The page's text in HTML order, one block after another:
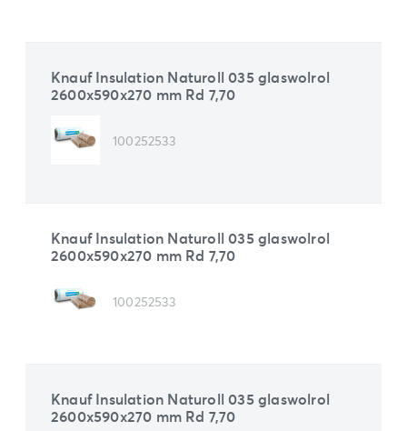
Knauf Insulation Naturoll 035 glaswolrol
2600x590x270 mm Rd 7,70
100252533
Knauf Insulation Naturoll 035 glaswolrol
2600x590x270 mm Rd 7,70
100252533
Knauf Insulation Naturoll 035 glaswolrol
2600x590x270 mm Rd 7,70